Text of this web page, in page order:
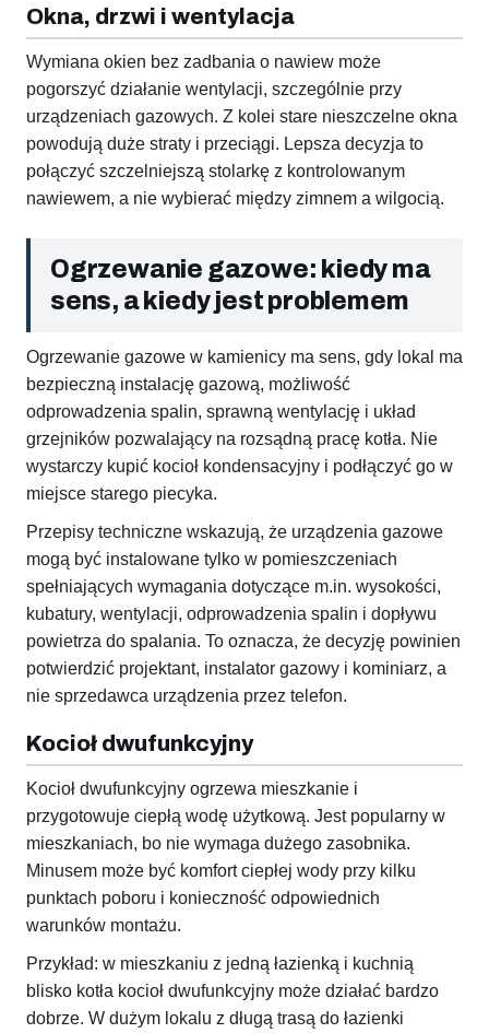
Okna, drzwi i wentylacja
Wymiana okien bez zadbania o nawiew może
pogorszyć działanie wentylacji, szczególnie przy
urządzeniach gazowych. Z kolei stare nieszczelne okna
powodują duże straty i przeciągi. Lepsza decyzja to
połączyć szczelniejszą stolarkę z kontrolowanym
nawiewem, a nie wybierać między zimnem a wilgocią.
Ogrzewanie gazowe: kiedy ma
sens, a kiedy jest problemem
Ogrzewanie gazowe w kamienicy ma sens, gdy lokal ma
bezpieczną instalację gazową, możliwość
odprowadzenia spalin, sprawną wentylację i układ
grzejników pozwalający na rozsądną pracę kotła. Nie
wystarczy kupić kocioł kondensacyjny i podłączyć go w
miejsce starego piecyka.
Przepisy techniczne wskazują, że urządzenia gazowe
mogą być instalowane tylko w pomieszczeniach
spełniających wymagania dotyczące m.in. wysokości,
kubatury, wentylacji, odprowadzenia spalin i dopływu
powietrza do spalania. To oznacza, że decyzję powinien
potwierdzić projektant, instalator gazowy i kominiarz, a
nie sprzedawca urządzenia przez telefon.
Kocioł dwufunkcyjny
Kocioł dwufunkcyjny ogrzewa mieszkanie i
przygotowuje ciepłą wodę użytkową. Jest popularny w
mieszkaniach, bo nie wymaga dużego zasobnika.
Minusem może być komfort ciepłej wody przy kilku
punktach poboru i konieczność odpowiednich
warunków montażu.
Przykład: w mieszkaniu z jedną łazienką i kuchnią
blisko kotła kocioł dwufunkcyjny może działać bardzo
dobrze. W dużym lokalu z długą trasą do łazienki